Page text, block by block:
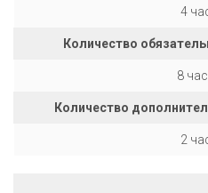
4
Количество
8
Количество
2